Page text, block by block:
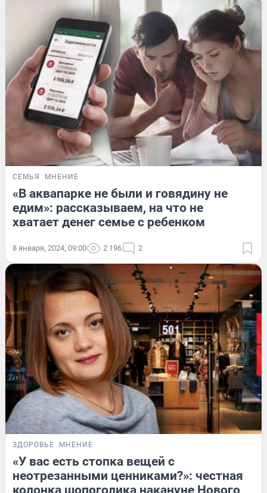
СЕМЬЯ МНЕНИЕ
«В аквапарке не были и говядину не
едим»: рассказываем, на что не
хватает денег семье с ребенком
8 января, 2024, 09:00 2 196 2
ЗДОРОВЬЕ МНЕНИЕ
«У вас есть стопка вещей с
неотрезанными ценниками?»: честная